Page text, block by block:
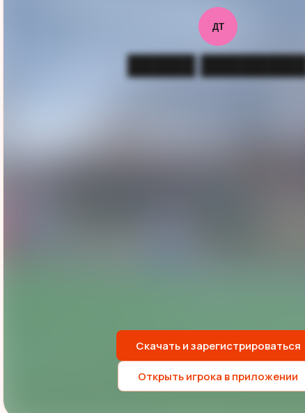
ДТ
█████ ████████
Скачать и зарегистрироваться
Открыть игрока в приложении